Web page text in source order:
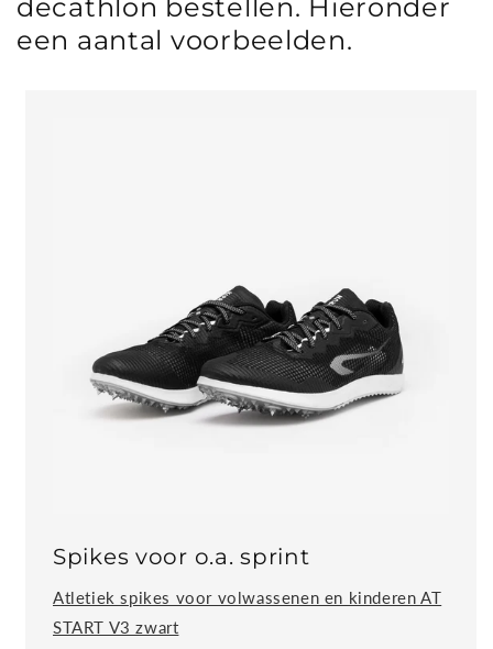
decathlon bestellen. Hieronder
een aantal voorbeelden.
Spikes voor o.a. sprint
Atletiek spikes voor volwassenen en kinderen AT
START V3 zwart